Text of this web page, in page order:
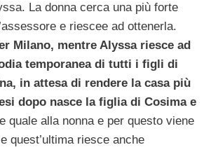
La donna cerca una più forte
e riescee ad ottenerla.
Milano, mentre Alyssa riesce ad
temporanea di tutti i figli di
in attesa di rendere la casa più
dopo nasce la figlia di Cosima e
quale alla nonna e per questo viene
quest’ultima riesce anche